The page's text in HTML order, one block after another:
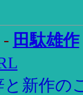
- 田駄雄作
新作の